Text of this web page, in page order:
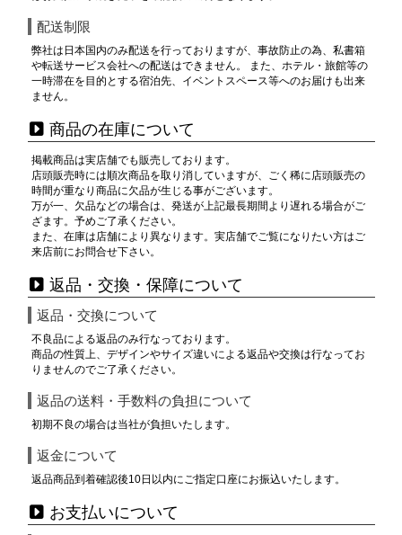
配送制限
弊社は日本国内のみ配送を行っておりますが、事故防止の為、私書箱
や転送サービス会社への配送はできません。 また、ホテル・旅館等の
一時滞在を目的とする宿泊先、イベントスペース等へのお届けも出来
ません。
商品の在庫について
掲載商品は実店舗でも販売しております。
店頭販売時には順次商品を取り消していますが、ごく稀に店頭販売の
時間が重なり商品に欠品が生じる事がございます。
万が一、欠品などの場合は、発送が上記最長期間より遅れる場合がご
ざます。予めご了承ください。
また、在庫は店舗により異なります。実店舗でご覧になりたい方はご
来店前にお問合せ下さい。
返品・交換・保障について
返品・交換について
不良品による返品のみ行なっております。
商品の性質上、デザインやサイズ違いによる返品や交換は行なってお
りませんのでご了承ください。
返品の送料・手数料の負担について
初期不良の場合は当社が負担いたします。
返金について
返品商品到着確認後10日以内にご指定口座にお振込いたします。
お支払いについて